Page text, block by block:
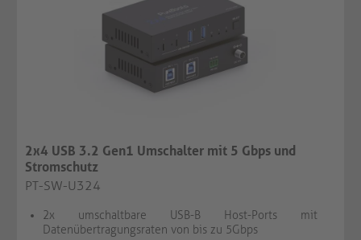
2x4 USB 3.2 Gen1 Umschalter mit 5 Gbps und
Stromschutz
PT-SW-U324
2x umschaltbare USB-B Host-Ports mit
Datenübertragungsraten von bis zu 5Gbps